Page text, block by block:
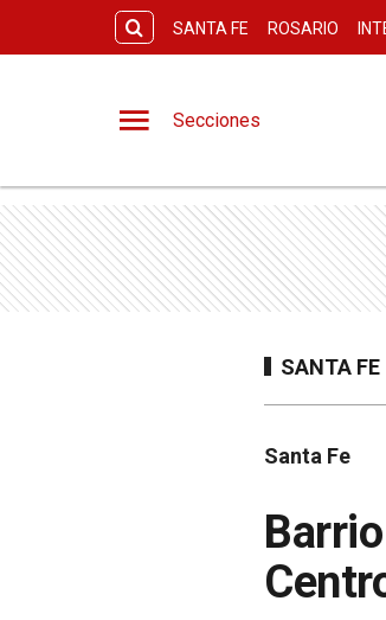
SANTA FE ROSARIO
Secciones
SANTA FE
Santa Fe